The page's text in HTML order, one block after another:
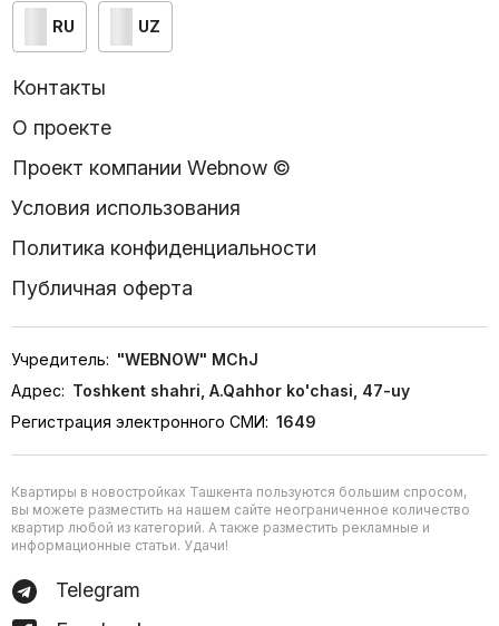
RU UZ
Контакты
О проекте
Проект компании Webnow ©
Условия использования
Политика конфиденциальности
Публичная оферта
Учредитель: "WEBNOW" MChJ
Адрес: Toshkent shahri, A.Qahhor ko'chasi, 47-uy
Регистрация электронного СМИ: 1649
Квартиры в новостройках Ташкента пользуются большим спросом,
вы можете разместить на нашем сайте неограниченное количество
квартир любой из категорий. А также разместить рекламные и
информационные статьи. Удачи!
Telegram